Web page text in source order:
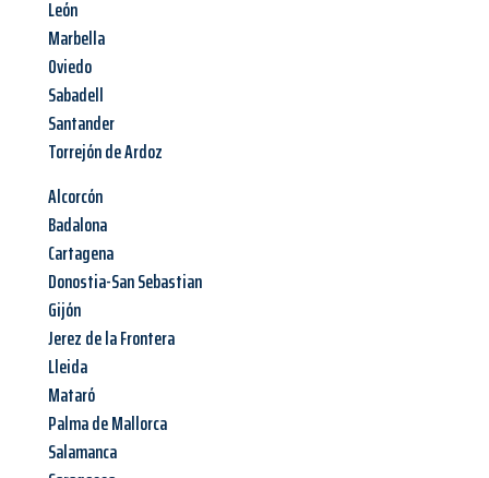
León
Marbella
Oviedo
Sabadell
Santander
Torrejón de Ardoz
Alcorcón
Badalona
Cartagena
Donostia-San Sebastian
Gijón
Jerez de la Frontera
Lleida
Mataró
Palma de Mallorca
Salamanca